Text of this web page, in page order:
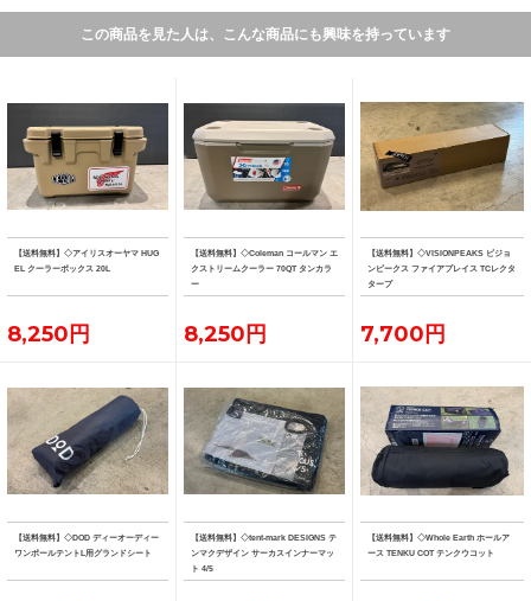
この商品を見た人は、こんな商品にも興味を持っています
【送料無料】◇アイリスオーヤマ HUG
EL クーラーボックス 20L
8,250円
【送料無料】◇Coleman コールマン エ
クストリームクーラー 70QT タンカラ
ー
8,250円
【送料無料】◇VISIONPEAKS ビジョ
ンピークス ファイアプレイス TCレクタ
タープ
7,700円
【送料無料】◇DOD ディーオーディー
ワンポールテントL用グランドシート
【送料無料】◇tent-mark DESIGNS テ
ンマクデザイン サーカスインナーマッ
ト 4/5
【送料無料】◇Whole Earth ホールア
ース TENKU COT テンクウコット